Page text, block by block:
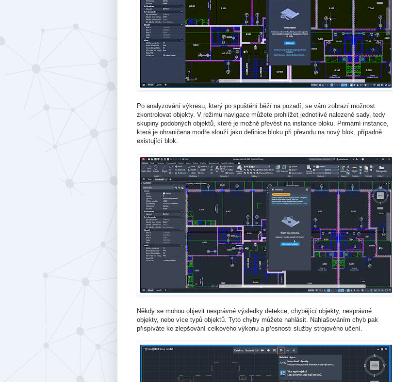
Po analyzování výkresu, který po spuštění běží na pozadí, se vám zobrazí možnost
zkontrolovat objekty. V režimu navigace můžete prohlížet jednotlivé nalezené sady, tedy
skupiny podobných objektů, které je možné převést na instance bloku. Primární instance,
která je ohraničena modře slouží jako definice bloku při převodu na nový blok, případně
existující blok.
Někdy se mohou objevit nesprávné výsledky detekce, chybějící objekty, nesprávné
objekty, nebo více typů objektů. Tyto chyby můžete nahlásit. Nahlašováním chyb pak
přispíváte ke zlepšování celkového výkonu a přesnosti služby strojového učení.